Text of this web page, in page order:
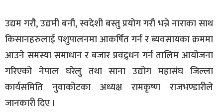
उद्यम गरौ, उद्यमी बनौ, स्वदेशी बस्तु प्रयोग गरौ भन्ने नाराका साथ
किसानहरुलाई पशुपालनमा आकर्षित गर्न र ब्यवसायका क्रममा
आउने समस्या समाधान र बजार प्रवद्र्धन गर्न तालिम आयोजना
गरिएको नेपाल घरेलु तथा साना उद्योग महासंघ जिल्ला
कार्यसमिति नुवाकोटका अध्यक्ष रामकृष्ण राजभण्डारीले
जानकारी दिए ।